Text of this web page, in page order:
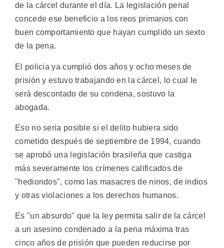
de la cárcel durante el día. La legislación penal
concede ese beneficio a los reos primarios con
buen comportamiento que hayan cumplido un sexto
de la pena.
El policia ya cumplió dos años y ocho meses de
prisión y estuvo trabajando en la cárcel, lo cual le
será descontado de su condena, sostuvo la
abogada.
Eso no seria posible si el delito hubiera sido
cometido después de septiembre de 1994, cuando
se aprobó una legislación brasileña que castiga
más severamente los crímenes calificados de
"hediondos", como las masacres de ninos, de indios
y otras violaciones a los derechos humanos.
Es "un absurdo" que la ley permita salir de la cárcel
a un asesino condenado a la pena máxima tras
cinco años de prisión que pueden reducirse por